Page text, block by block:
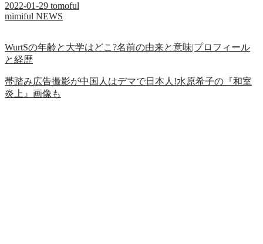
2022-01-29 tomoful
mimiful NEWS
WurtSの年齢と大学はどこ?名前の由来と意味|プロフィール
と経歴
帯踏み広告撮影が中国人はデマで日本人!水原希子の『和室
炎上』画像も